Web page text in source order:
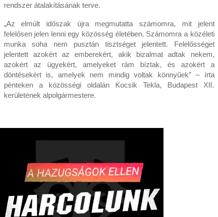
rendszer átalakításának terve.
„Az elmúlt időszak újra megmutatta számomra, mit jelent
felelősen jelen lenni egy közösség életében. Számomra a közéleti
munka soha nem pusztán tisztséget jelentett. Felelősséget
jelentett azokért az emberekért, akik bizalmat adtak nekem,
azokért az ügyekért, amelyeket rám bíztak, és azokért a
döntésekért is, amelyek nem mindig voltak könnyűek” – írta
pénteken a közösségi oldalán Kocsik Tekla, Budapest XII.
kerületének alpolgármestere.